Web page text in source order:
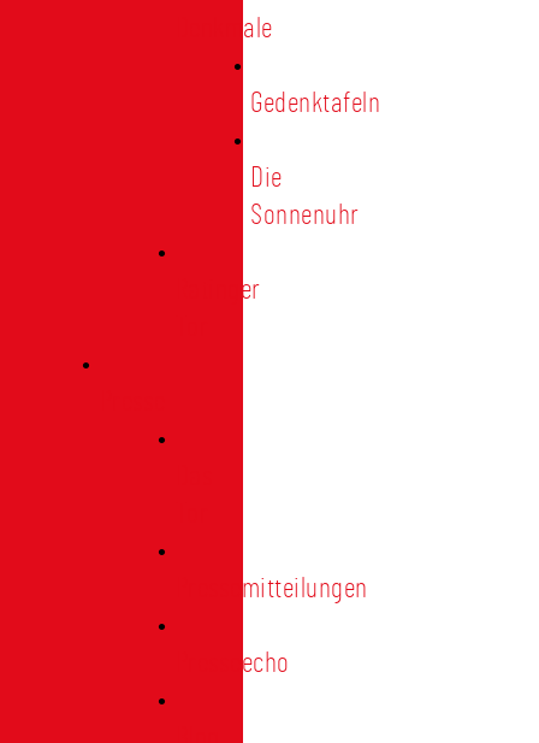
Denkmale
Gedenktafeln
Die
Sonnenuhr
Ratinger
Pressemitteilungen
Presseecho